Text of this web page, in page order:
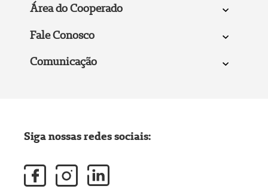
Área do Cooperado
Fale Conosco
Comunicação
Siga nossas redes sociais: